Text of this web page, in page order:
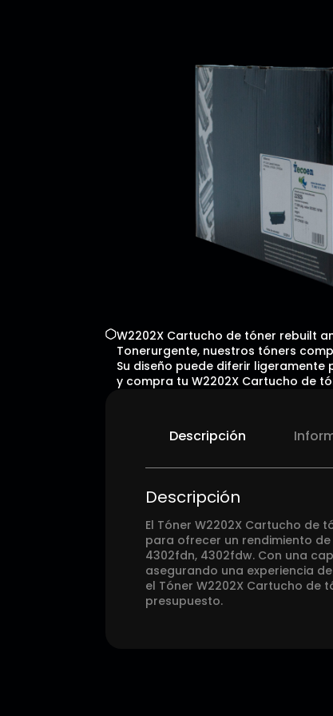
W2202X Cartucho de tóner rebuilt
Tonerurgente, nuestros tóners
Su diseño puede diferir
y compra tu W2202X Cartucho de
Descripción
Descripción
El Tóner W2202X Cartucho
para ofrecer un rendimiento de
4302fdn, 4302fdw. Con una
asegurando una experiencia
el Tóner W2202X Cartucho de
presupuesto.